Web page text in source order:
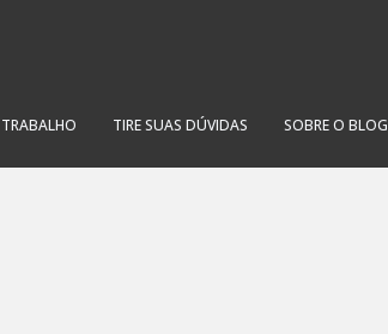
TIRE SUAS DÚVIDAS SOBRE O BLOG